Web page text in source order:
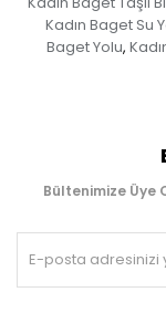
Kadın Baget Su
Baget Yolu,
Bültenimize Üye